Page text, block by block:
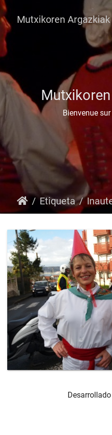
Mutxikoren Argazkiak
Bienvenue
Etiqueta